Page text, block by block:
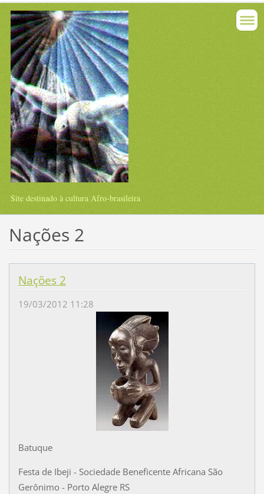
Site destinado à cultura Afro-brasileira
Nações 2
Nações 2
19/03/2012 11:28
Batuque
Festa de Ibeji - Sociedade Beneficente Africana São
Gerônimo - Porto Alegre RS